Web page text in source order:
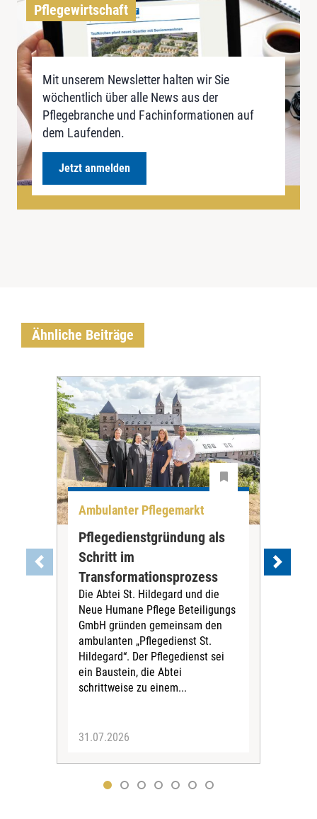
Pflegewirtschaft
Mit unserem Newsletter halten wir Sie
wöchentlich über alle News aus der
Pflegebranche und Fachinformationen auf
dem Laufenden.
Jetzt anmelden
Ähnliche Beiträge
Ambulanter Pflegemarkt
Pflegedienstgründung als
Schritt im
Transformationsprozess
Die Abtei St. Hildegard und die
Neue Humane Pflege Beteiligungs
GmbH gründen gemeinsam den
ambulanten „Pflegedienst St.
Hildegard“. Der Pflegedienst sei
ein Baustein, die Abtei
schrittweise zu einem...
31.07.2026